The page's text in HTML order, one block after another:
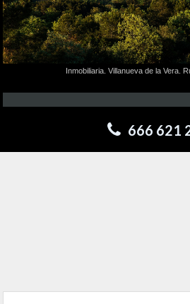
Inmobiliaria. Villanueva de la Vera.
666 621